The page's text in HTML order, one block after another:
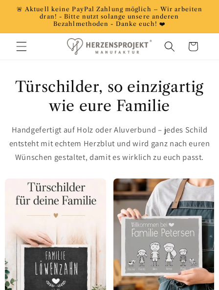
zum
🚨 Aktuell keine PayPal Zahlung möglich – Wir arbeiten
dran! - Bitte nutzt solange unsere anderen
Bezahlmethoden - Danke euch! ❤️
Warenkorb
Türschilder, so einzigartig
wie eure Familie
Handgefertigt auf Holz oder Aluverbund – jedes Schild
entsteht mit echtem Herzblut und wird ganz nach euren
Wünschen gestaltet, damit es wirklich zu euch passt.